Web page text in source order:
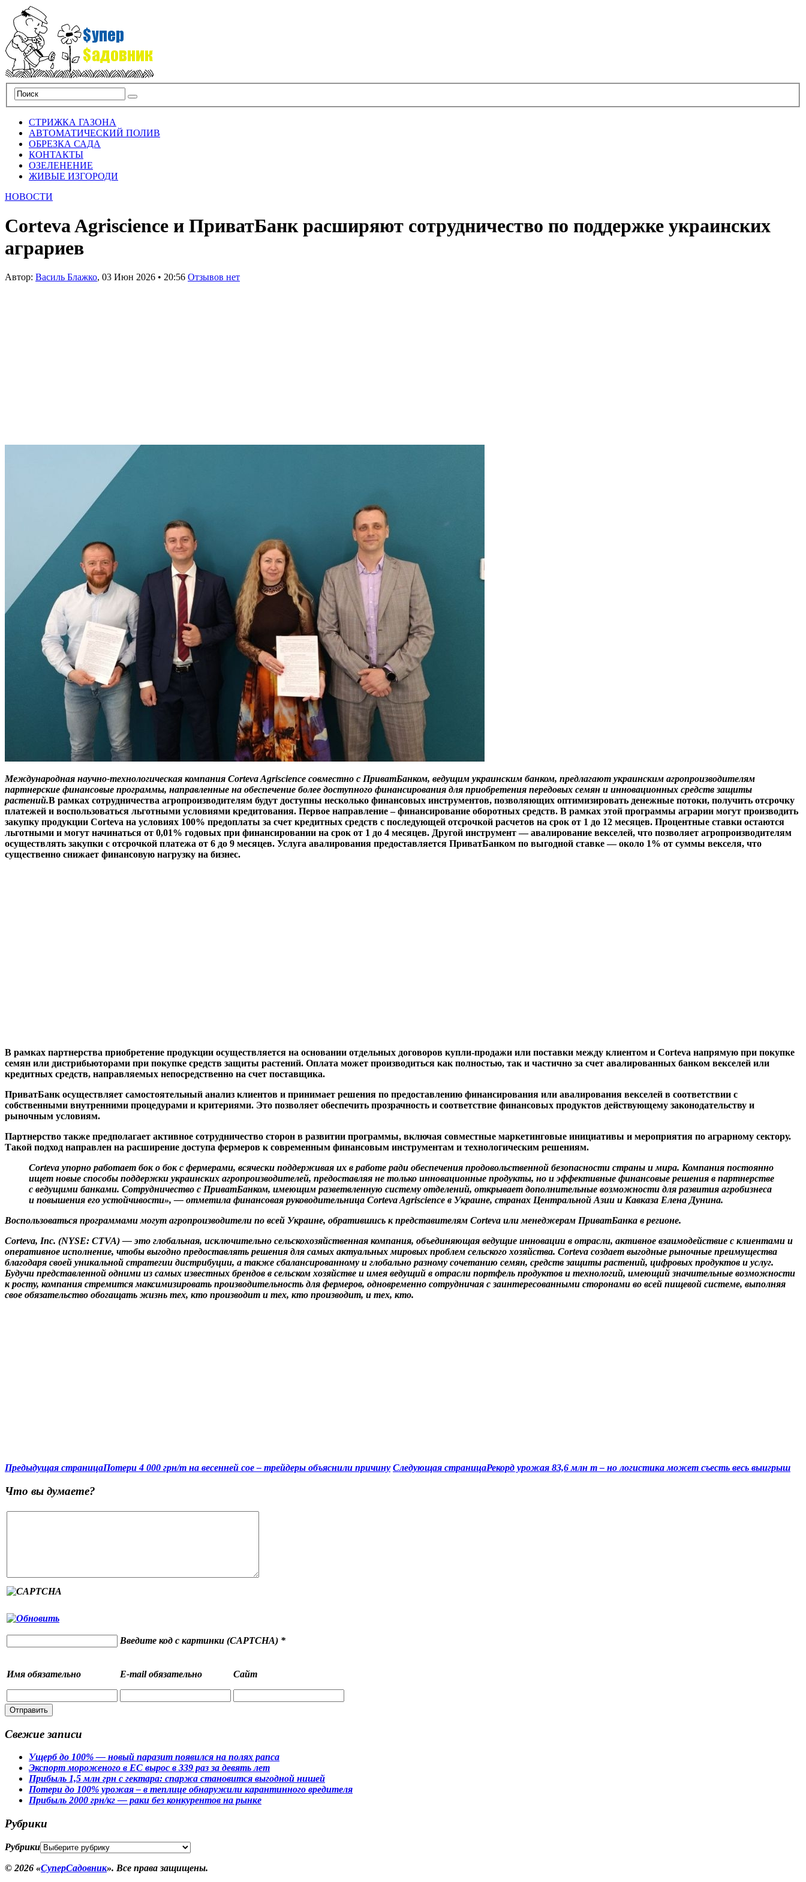
СТРИЖКА ГАЗОНА
АВТОМАТИЧЕСКИЙ ПОЛИВ
ОБРЕЗКА САДА
КОНТАКТЫ
ОЗЕЛЕНЕНИЕ
ЖИВЫЕ ИЗГОРОДИ
НОВОСТИ
Corteva Agriscience и ПриватБанк расширяют сотрудничество по поддержке украинских
аграриев
Автор: Василь Блажко, 03 Июн 2026 • 20:56 Отзывов нет
Международная научно-технологическая компания Corteva Agriscience совместно с ПриватБанком, ведущим украинским банком, предлагают украинским агропроизводителям
партнерские финансовые программы, направленные на обеспечение более доступного финансирования для приобретения передовых семян и инновационных средств защиты
растений.В рамках сотрудничества агропроизводителям будут доступны несколько финансовых инструментов, позволяющих оптимизировать денежные потоки, получить отсрочку
платежей и воспользоваться льготными условиями кредитования. Первое направление – финансирование оборотных средств. В рамках этой программы аграрии могут производить
закупку продукции Corteva на условиях 100% предоплаты за счет кредитных средств с последующей отсрочкой расчетов на срок от 1 до 12 месяцев. Процентные ставки остаются
льготными и могут начинаться от 0,01% годовых при финансировании на срок от 1 до 4 месяцев. Другой инструмент — авалирование векселей, что позволяет агропроизводителям
осуществлять закупки с отсрочкой платежа от 6 до 9 месяцев. Услуга авалирования предоставляется ПриватБанком по выгодной ставке — около 1% от суммы векселя, что
существенно снижает финансовую нагрузку на бизнес.
В рамках партнерства приобретение продукции осуществляется на основании отдельных договоров купли-продажи или поставки между клиентом и Corteva напрямую при покупке
семян или дистрибьюторами при покупке средств защиты растений. Оплата может производиться как полностью, так и частично за счет авалированных банком векселей или
кредитных средств, направляемых непосредственно на счет поставщика.
ПриватБанк осуществляет самостоятельный анализ клиентов и принимает решения по предоставлению финансирования или авалирования векселей в соответствии с
собственными внутренними процедурами и критериями. Это позволяет обеспечить прозрачность и соответствие финансовых продуктов действующему законодательству и
рыночным условиям.
Партнерство также предполагает активное сотрудничество сторон в развитии программы, включая совместные маркетинговые инициативы и мероприятия по аграрному сектору.
Такой подход направлен на расширение доступа фермеров к современным финансовым инструментам и технологическим решениям.
Corteva упорно работает бок о бок с фермерами, всячески поддерживая их в работе ради обеспечения продовольственной безопасности страны и мира. Компания постоянно
ищет новые способы поддержки украинских агропроизводителей, предоставляя не только инновационные продукты, но и эффективные финансовые решения в партнерстве
с ведущими банками. Сотрудничество с ПриватБанком, имеющим разветвленную систему отделений, открывает дополнительные возможности для развития агробизнеса
и повышения его устойчивости», — отметила финансовая руководительница Corteva Agriscience в Украине, странах Центральной Азии и Кавказа Елена Дунина.
Воспользоваться программами могут агропроизводители по всей Украине, обратившись к представителям Corteva или менеджерам ПриватБанка в регионе.
Corteva, Inc. (NYSE: CTVA) — это глобальная, исключительно сельскохозяйственная компания, объединяющая ведущие инновации в отрасли, активное взаимодействие с клиентами и
оперативное исполнение, чтобы выгодно предоставлять решения для самых актуальных мировых проблем сельского хозяйства. Corteva создает выгодные рыночные преимущества
благодаря своей уникальной стратегии дистрибуции, а также сбалансированному и глобально разному сочетанию семян, средств защиты растений, цифровых продуктов и услуг.
Будучи представленной одними из самых известных брендов в сельском хозяйстве и имея ведущий в отрасли портфель продуктов и технологий, имеющий значительные возможности
к росту, компания стремится максимизировать производительность для фермеров, одновременно сотрудничая с заинтересованными сторонами во всей пищевой системе, выполняя
свое обязательство обогащать жизнь тех, кто производит и тех, кто производит, и тех, кто.
Предыдущая страницаПотери 4 000 грн/т на весенней сое – трейдеры объяснили причину Следующая страницаРекорд урожая 83,6 млн т – но логистика может съесть весь выигрыш
Что вы думаете?
Введите код с картинки (CAPTCHA) *
Имя обязательно E-mailобязательно Сайт
Свежие записи
Ущерб до 100% — новый паразит появился на полях рапса
Экспорт мороженого в ЕС вырос в 339 раз за девять лет
Прибыль 1,5 млн грн с гектара: спаржа становится выгодной нишей
Потери до 100% урожая – в теплице обнаружили карантинного вредителя
Прибыль 2000 грн/кг — раки без конкурентов на рынке
Рубрики
Рубрики
© 2026 «СуперСадовник». Все права защищены.